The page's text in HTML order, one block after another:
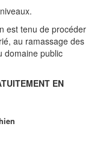
est tenu de procéder
au ramassage des
domaine public
EN